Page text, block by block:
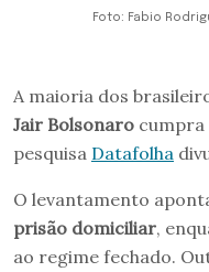
Foto: Fabio
A maioria dos
Jair Bolsonaro cumpra
pesquisa Datafolha
O levantamento
prisão domiciliar,
ao regime fechado.